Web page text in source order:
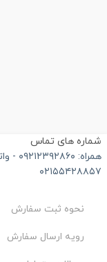
های تماس
- واتس اپ: ۰۹۳۰۲۰۲۲۹۲۴
نحوه ثبت سفارش
رویه ارسال سفارش